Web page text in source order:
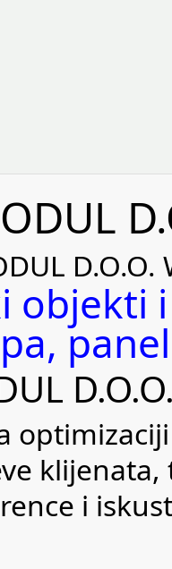
objekti
i